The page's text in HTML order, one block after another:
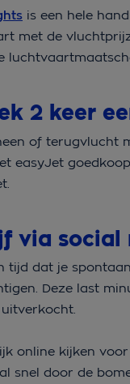
is een hele
met de
2 keer
of terugvlucht
easyJet
via
tijd dat je
Deze last
online kijken
snel door de